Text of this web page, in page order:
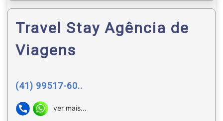
Travel Stay Agência de
Viagens
(41) 99517-60..
ver mais...